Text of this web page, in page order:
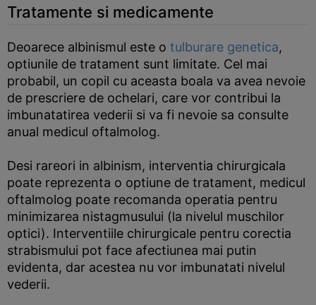
Tratamente si medicamente
Deoarece albinismul este o tulburare genetica,
optiunile de tratament sunt limitate. Cel mai
probabil, un copil cu aceasta boala va avea nevoie
de prescriere de ochelari, care vor contribui la
imbunatatirea vederii si va fi nevoie sa consulte
anual medicul oftalmolog.
Desi rareori in albinism, interventia chirurgicala
poate reprezenta o optiune de tratament, medicul
oftalmolog poate recomanda operatia pentru
minimizarea nistagmusului (la nivelul muschilor
optici). Interventiile chirurgicale pentru corectia
strabismului pot face afectiunea mai putin
evidenta, dar acestea nu vor imbunatati nivelul
vederii.